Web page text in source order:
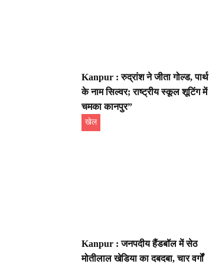
Kanpur : रुद्रांश ने जीता गोल्ड, पार्थ
के नाम सिल्वर; राष्ट्रीय स्कूल शूटिंग में
चमका कानपुर”
खेल
Kanpur : जनपदीय हैंडबॉल में सेठ
मोतीलाल खेडिया का दबदबा, चार वर्गों